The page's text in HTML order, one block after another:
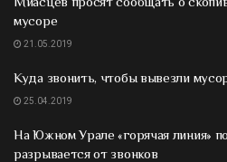
мусоре
21.05.2019
Куда звонить, чтобы вывезли
25.04.2019
На Южном Урале «горячая линия»
разрывается от звонков